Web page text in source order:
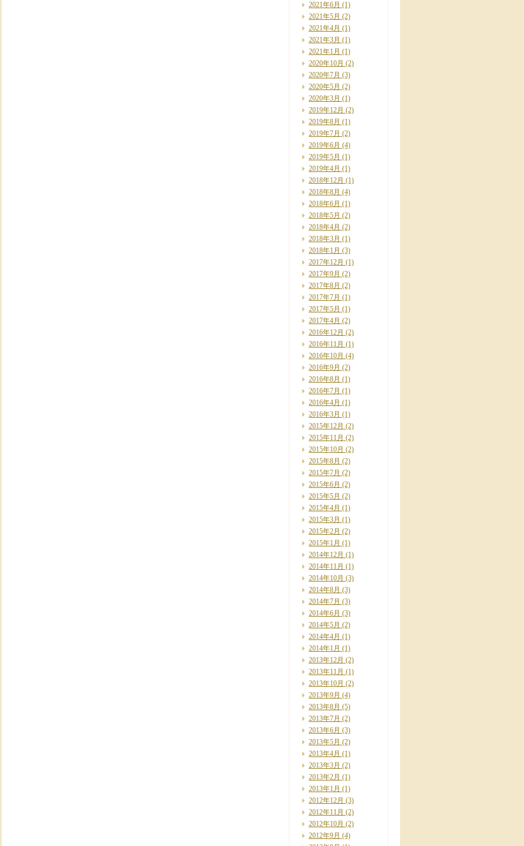
2021年6月 (1)
2021年5月 (2)
2021年4月 (1)
2021年3月 (1)
2021年1月 (1)
2020年10月 (2)
2020年7月 (3)
2020年5月 (2)
2020年3月 (1)
2019年12月 (2)
2019年8月 (1)
2019年7月 (2)
2019年6月 (4)
2019年5月 (1)
2019年4月 (1)
2018年12月 (1)
2018年8月 (4)
2018年6月 (1)
2018年5月 (2)
2018年4月 (2)
2018年3月 (1)
2018年1月 (3)
2017年12月 (1)
2017年9月 (2)
2017年8月 (2)
2017年7月 (1)
2017年5月 (1)
2017年4月 (2)
2016年12月 (2)
2016年11月 (1)
2016年10月 (4)
2016年9月 (2)
2016年8月 (1)
2016年7月 (1)
2016年4月 (1)
2016年3月 (1)
2015年12月 (2)
2015年11月 (2)
2015年10月 (2)
2015年8月 (2)
2015年7月 (2)
2015年6月 (2)
2015年5月 (2)
2015年4月 (1)
2015年3月 (1)
2015年2月 (2)
2015年1月 (1)
2014年12月 (1)
2014年11月 (1)
2014年10月 (3)
2014年8月 (3)
2014年7月 (3)
2014年6月 (3)
2014年5月 (2)
2014年4月 (1)
2014年1月 (1)
2013年12月 (2)
2013年11月 (1)
2013年10月 (2)
2013年9月 (4)
2013年8月 (5)
2013年7月 (2)
2013年6月 (3)
2013年5月 (2)
2013年4月 (1)
2013年3月 (2)
2013年2月 (1)
2013年1月 (1)
2012年12月 (3)
2012年11月 (2)
2012年10月 (2)
2012年9月 (4)